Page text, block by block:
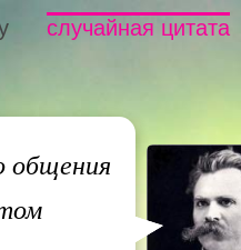
случайная цитата
общения